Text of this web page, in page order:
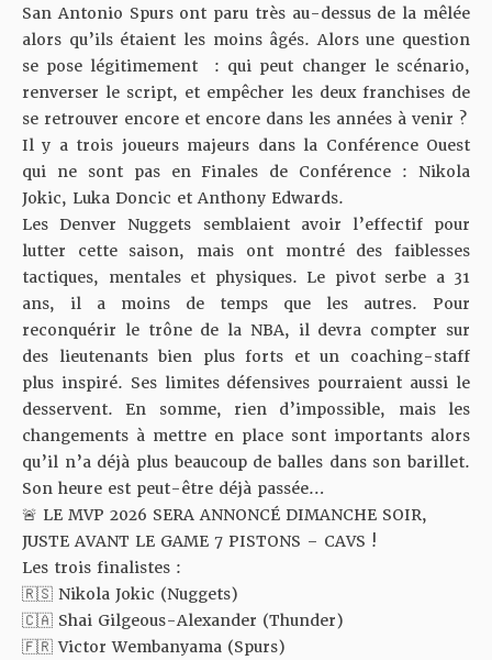
San Antonio Spurs ont paru très au-dessus de la mêlée
alors qu’ils étaient les moins âgés. Alors une question
se pose légitimement : qui peut changer le scénario,
renverser le script, et empêcher les deux franchises de
se retrouver encore et encore dans les années à venir ?
Il y a trois joueurs majeurs dans la Conférence Ouest
qui ne sont pas en Finales de Conférence : Nikola
Jokic, Luka Doncic et Anthony Edwards.
Les Denver Nuggets semblaient avoir l’effectif pour
lutter cette saison, mais ont montré des faiblesses
tactiques, mentales et physiques. Le pivot serbe a 31
ans, il a moins de temps que les autres. Pour
reconquérir le trône de la NBA, il devra compter sur
des lieutenants bien plus forts et un coaching-staff
plus inspiré. Ses limites défensives pourraient aussi le
desservent. En somme, rien d’impossible, mais les
changements à mettre en place sont importants alors
qu’il n’a déjà plus beaucoup de balles dans son barillet.
Son heure est peut-être déjà passée…
🚨 LE MVP 2026 SERA ANNONCÉ DIMANCHE SOIR,
JUSTE AVANT LE GAME 7 PISTONS – CAVS !
Les trois finalistes :
🇷🇸 Nikola Jokic (Nuggets)
🇨🇦 Shai Gilgeous-Alexander (Thunder)
🇫🇷 Victor Wembanyama (Spurs)